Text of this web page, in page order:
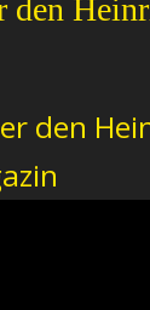
den
den